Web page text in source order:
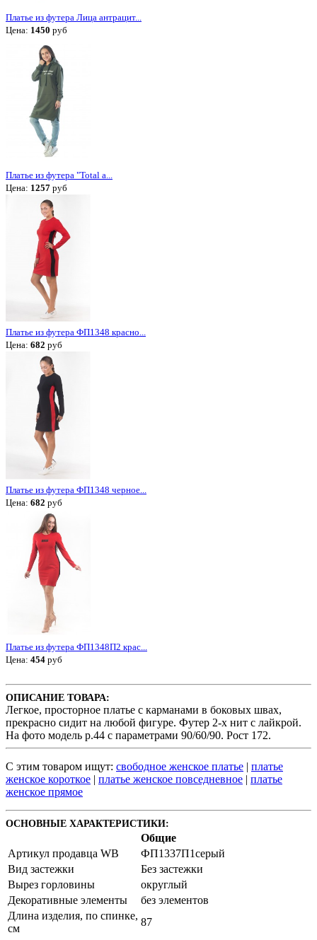
Платье из футера Лица антрацит...
Цена: 1450 руб
Платье из футера "Total a...
Цена: 1257 руб
Платье из футера ФП1348 красно...
Цена: 682 руб
Платье из футера ФП1348 черное...
Цена: 682 руб
Платье из футера ФП1348П2 крас...
Цена: 454 руб
ОПИСАНИЕ ТОВАРА:
Легкое, просторное платье с карманами в боковых швах,
прекрасно сидит на любой фигуре. Футер 2-х нит с лайкрой.
На фото модель р.44 с параметрами 90/60/90. Рост 172.
С этим товаром ищут: свободное женское платье | платье
женское короткое | платье женское повседневное | платье
женское прямое
ОСНОВНЫЕ ХАРАКТЕРИСТИКИ:
Общие
Артикул продавца WB
ФП1337П1серый
Вид застежки
Без застежки
Вырез горловины
округлый
Декоративные элементы
без элементов
Длина изделия, по спинке,
см
87